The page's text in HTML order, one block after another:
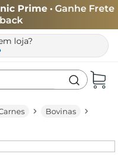
Prime • Ganhe Frete
loja?
Bovinas